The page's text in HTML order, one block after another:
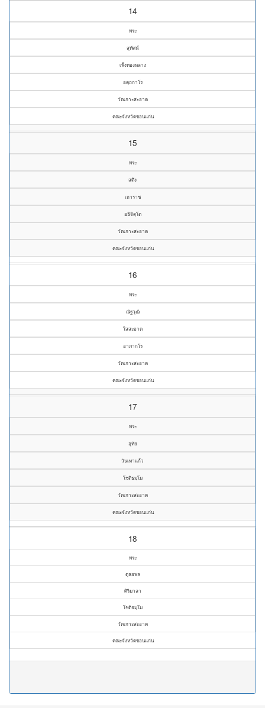
14
พระ
สุทัศน์
เพ็งทองหลาง
อตฺถกาโร
วัดเกาะสะอาด
คณะจังหวัดขอนแก่น
15
พระ
สดึง
เถาราช
อธิจิตฺโต
วัดเกาะสะอาด
คณะจังหวัดขอนแก่น
16
พระ
ณัฐวุฒิ
ใสสะอาด
อาภากโร
วัดเกาะสะอาด
คณะจังหวัดขอนแก่น
17
พระ
อุทัย
วันเทาแก้ว
โชติธมฺโม
วัดเกาะสะอาด
คณะจังหวัดขอนแก่น
18
พระ
ดุลยพล
ศิริมาลา
โชติธมฺโม
วัดเกาะสะอาด
คณะจังหวัดขอนแก่น